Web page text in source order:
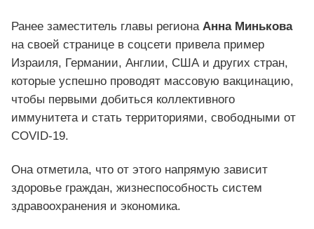
Ранее заместитель главы региона Анна Минькова
на своей странице в соцсети привела пример
Израиля, Германии, Англии, США и других стран,
которые успешно проводят массовую вакцинацию,
чтобы первыми добиться коллективного
иммунитета и стать территориями, свободными от
COVID-19.
Она отметила, что от этого напрямую зависит
здоровье граждан, жизнеспособность систем
здравоохранения и экономика.